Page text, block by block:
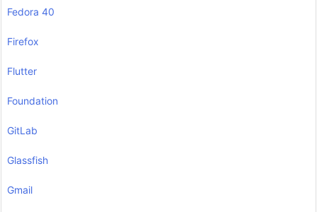
Fedora 40
Firefox
Flutter
Foundation
GitLab
Glassfish
Gmail